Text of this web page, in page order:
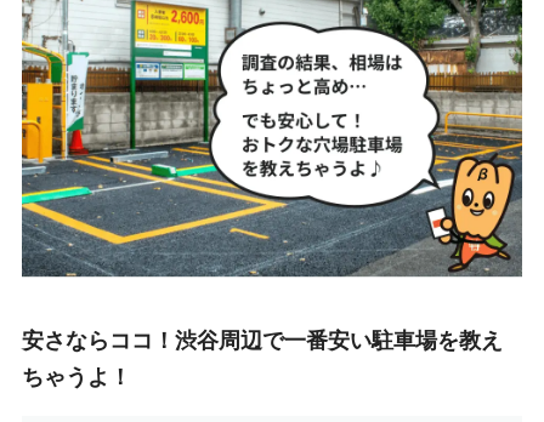
安さならココ！渋谷周辺で一番安い駐車場を教え
ちゃうよ！